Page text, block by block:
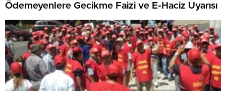
Ödemeyenlere Gecikme Faizi ve E-Haciz Uyarısı